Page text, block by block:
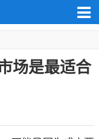
场是最适合